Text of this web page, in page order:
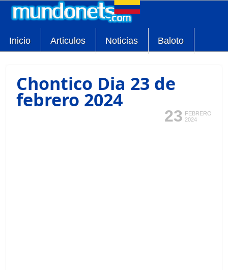
Inicio Articulos Noticias Baloto
Chontico Dia 23 de
febrero 2024
23 FEBRERO
2024